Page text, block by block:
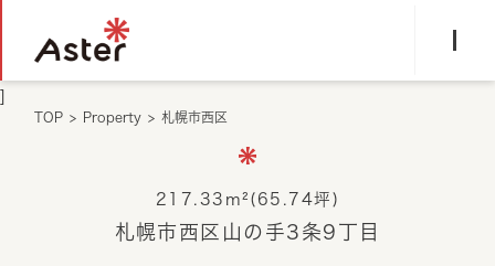
]
TOP > Property > 札幌市西区
217.33m²(65.74坪)
札幌市西区山の手3条9丁目